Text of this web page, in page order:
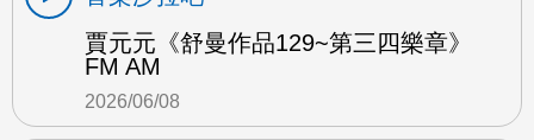
賈元元《舒曼作品129~第三四樂章》
FM AM
2026/06/08